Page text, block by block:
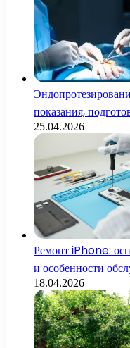
показания,
25.04.2026
Ремонт iPhone:
и особенности
18.04.2026